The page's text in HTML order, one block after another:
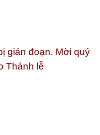
gián đoạn. Mời quý
Thánh lễ